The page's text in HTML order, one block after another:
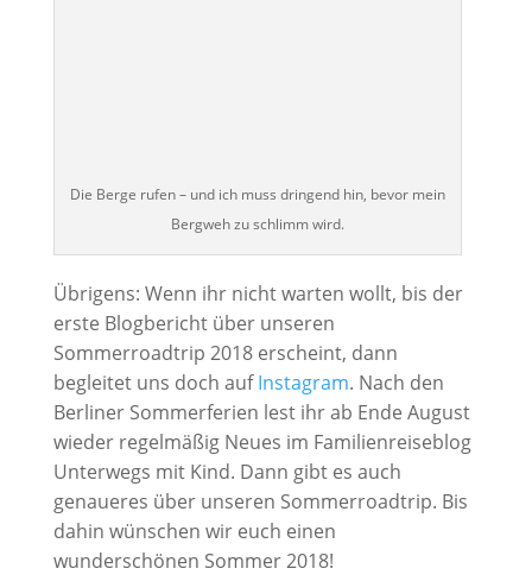
Die Berge rufen – und ich muss dringend hin, bevor mein
Bergweh zu schlimm wird.
Übrigens: Wenn ihr nicht warten wollt, bis der
erste Blogbericht über unseren
Sommerroadtrip 2018 erscheint, dann
begleitet uns doch aufInstagram. Nach den
Berliner Sommerferien lest ihr ab Ende August
wieder regelmäßig Neues im Familienreiseblog
Unterwegs mit Kind. Dann gibt es auch
genaueres über unseren Sommerroadtrip. Bis
dahin wünschen wir euch einen
wunderschönen Sommer 2018!